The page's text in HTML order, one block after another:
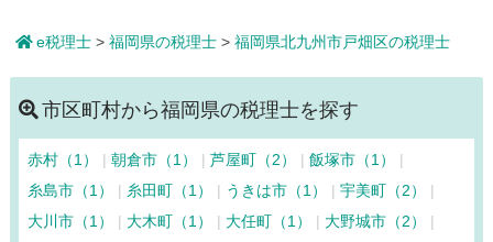
e税理士> 福岡県の税理士> 福岡県北九州市戸畑区の税理士
市区町村から福岡県の税理士を探す
赤村（1） 朝倉市（1） 芦屋町（2）
飯塚市（1）
糸島市（1）
糸田町（1） うきは市（1）
宇美町（2）
大川市（1）
大木町（1） 大任町（1）
大野城市（2）